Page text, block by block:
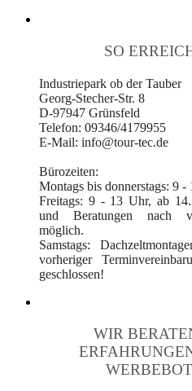
SO
Industriepark ob der Tauber
Georg-Stecher-Str. 8
D-97947 Grünsfeld
Telefon: 09346/4179955
E-Mail: info@tour-tec.de
Bürozeiten:
Montags bis donnerstags: 9
Freitags: 9 - 13 Uhr, ab
und Beratungen nach
möglich.
Samstags:
vorheriger
geschlossen!
WIR